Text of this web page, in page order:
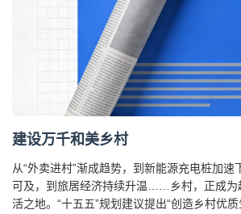
建设万千和美乡村
从“外卖进村”渐成趋势，到新能源充电桩加
可及，到旅居经济持续升温……乡村，正成为
活之地。“十五五”规划建议提出“创造乡村优